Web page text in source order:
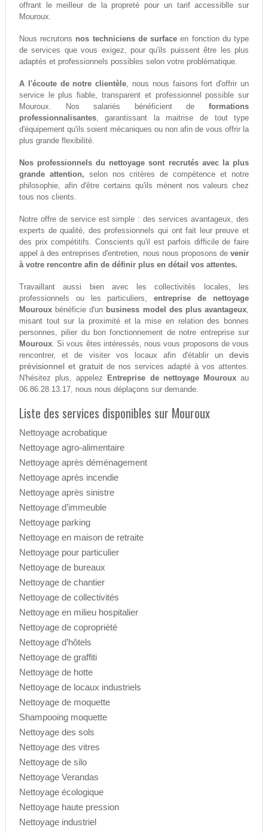
offrant le meilleur de la propreté pour un tarif accessiblle sur
Mouroux.
Nous recrutons nos techniciens de surface en fonction du type
de services que vous exigez, pour qu'ils puissent être les plus
adaptés et professionnels possibles selon votre problématique.
A l'écoute de notre clientèle, nous nous faisons fort d'offrir un
service le plus fiable, transparent et professionnel possible sur
Mouroux. Nos salariés bénéficient deformations
professionnalisantes, garantissant la maitrise de tout type
d'équipement qu'ils soient mécaniques ou non afin de vous offrir la
plus grande flexibilité.
Nos professionnels du nettoyage sont recrutés avec la plus
grande attention, selon nos critères de compétence et notre
philosophie, afin d'être certains qu'ils mènent nos valeurs chez
tous nos clients.
Notre offre de service est simple : des services avantageux, des
experts de qualité, des professionnels qui ont fait leur preuve et
des prix compétitifs. Conscients qu'il est parfois difficile de faire
appel à des entreprises d'entretien, nous nous proposons devenir
à votre rencontre afin de définir plus en détail vos attentes.
Travaillant aussi bien avec les collectivités locales, les
professionnels ou les particuliers,entreprise de nettoyage
Mourouxbénéficie d'un business model des plus avantageux,
misant tout sur la proximité et la mise en relation des bonnes
personnes, pilier du bon fonctionnement de notre entreprise sur
Mouroux. Si vous êtes intéressés, nous vous proposons de vous
rencontrer, et de visiter vos locaux afin d'établir undevis
prévisionnel et gratuitde nos services adapté à vos attentes.
N'hésitez plus, appelez
Entreprise de nettoyage Mourouxau
06.86.28.13.17, nous nous déplaçons sur demande.
Liste des services disponibles sur Mouroux
Nettoyage acrobatique
Nettoyage agro-alimentaire
Nettoyage après déménagement
Nettoyage après incendie
Nettoyage après sinistre
Nettoyage d’immeuble
Nettoyage parking
Nettoyage en maison de retraite
Nettoyage pour particulier
Nettoyage de bureaux
Nettoyage de chantier
Nettoyage de collectivités
Nettoyage en milieu hospitalier
Nettoyage de copropriété
Nettoyage d’hôtels
Nettoyage de graffiti
Nettoyage de hotte
Nettoyage de locaux industriels
Nettoyage de moquette
Shampooing moquette
Nettoyage des sols
Nettoyage des vitres
Nettoyage de silo
Nettoyage Verandas
Nettoyage écologique
Nettoyage haute pression
Nettoyage industriel